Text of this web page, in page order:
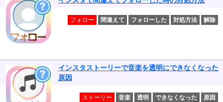
フォロー 間違えて フォローした 対処方法 解除
インスタストーリーで音楽を透明にできなくなった
原因
ストーリー 音楽 透明 できなくなった 原因